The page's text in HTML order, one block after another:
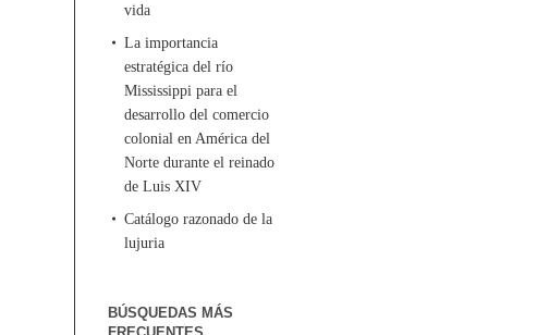
vida
La importancia
estratégica del río
Mississippi para el
desarrollo del comercio
colonial en América del
Norte durante el reinado
de Luis XIV
Catálogo razonado de la
lujuria
BÚSQUEDAS MÁS